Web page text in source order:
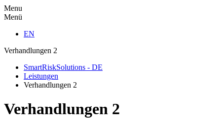
Menu
Menü
EN
Verhandlungen 2
SmartRiskSolutions - DE
Leistungen
Verhandlungen 2
Verhandlungen 2